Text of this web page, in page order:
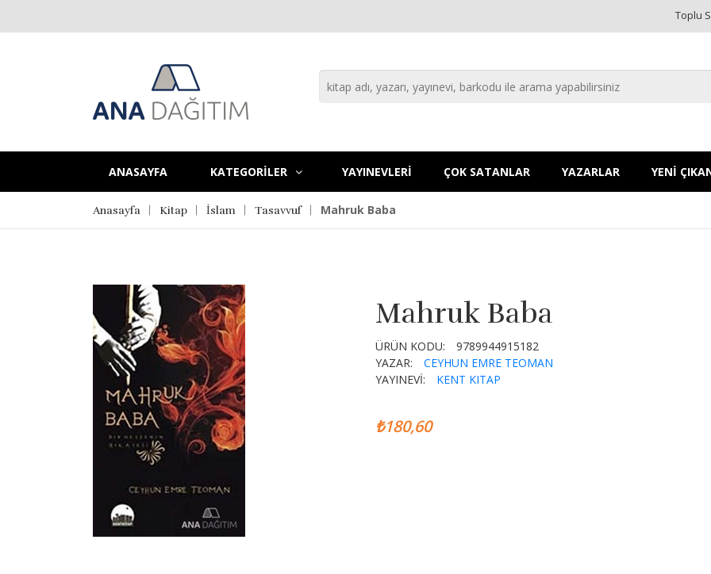
Toplu
ANASAYFA KATEGORİLER YAYINEVLERİ ÇOK SATANLAR YAZARLAR YENİ
Anasayfa Kitap İslam Tasavvuf Mahruk Baba
Mahruk Baba
ÜRÜN KODU:
9789944915182
YAZAR:
CEYHUN EMRE TEOMAN
YAYINEVİ:
KENT KITAP
₺180,60